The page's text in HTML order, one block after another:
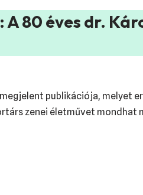
A 80 éves dr.
publikációja, melyet
zenei életművet mondhat